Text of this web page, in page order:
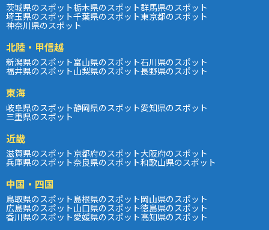
茨城県のスポット栃木県のスポット群馬県のスポット
埼玉県のスポット千葉県のスポット東京都のスポット
神奈川県のスポット
北陸・甲信越
新潟県のスポット富山県のスポット石川県のスポット
福井県のスポット山梨県のスポット長野県のスポット
東海
岐阜県のスポット静岡県のスポット愛知県のスポット
三重県のスポット
近畿
滋賀県のスポット京都府のスポット大阪府のスポット
兵庫県のスポット奈良県のスポット和歌山県のスポット
中国・四国
鳥取県のスポット島根県のスポット岡山県のスポット
広島県のスポット山口県のスポット徳島県のスポット
香川県のスポット愛媛県のスポット高知県のスポット